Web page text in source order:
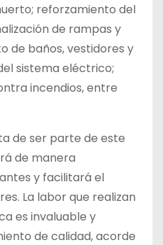
reforzamiento del
de rampas y
de baños, vestidores y
sistema eléctrico;
incendios, entre
de ser parte de este
de manera
y facilitará el
La labor que realizan
es invaluable y
de calidad, acorde